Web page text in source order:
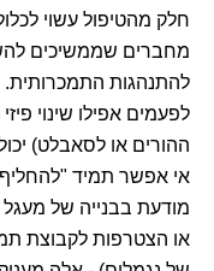
חלק מהטיפול עשוי
מחברים שממשיכים
להתנהגות התמכרותית.
לפעמים אפילו שינוי
ההורים או לסאבלט)
אי אפשר תמיד
מודעת בבנייה של